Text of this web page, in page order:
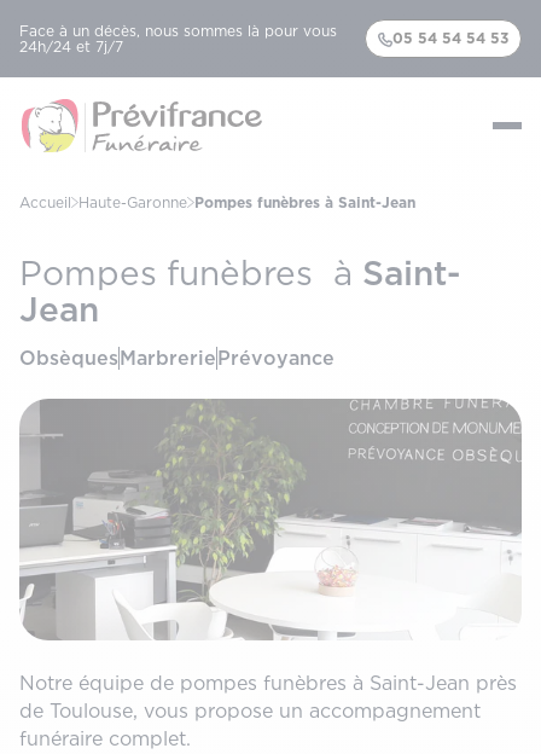
Face à un décès, nous sommes là pour vous
24h/24 et 7j/7
05 54 54 54 53
Accueil Haute-Garonne Pompes funèbres à Saint-Jean
Pompes funèbres à Saint-
Jean
ObsèquesMarbreriePrévoyance
Notre équipe de pompes funèbres à Saint-Jean près
de Toulouse, vous propose un accompagnement
funéraire complet.